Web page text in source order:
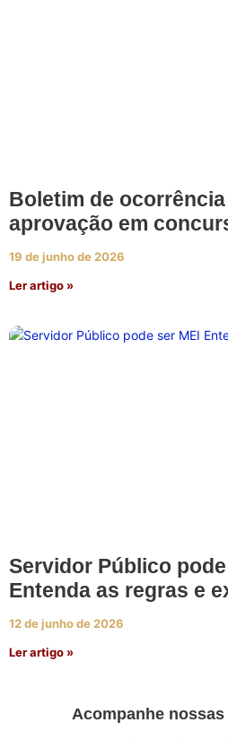
Boletim de
aprovação em
19 de junho de 2026
Ler artigo »
Servidor Público
Entenda as regras e
12 de junho de 2026
Ler artigo »
Acompanhe